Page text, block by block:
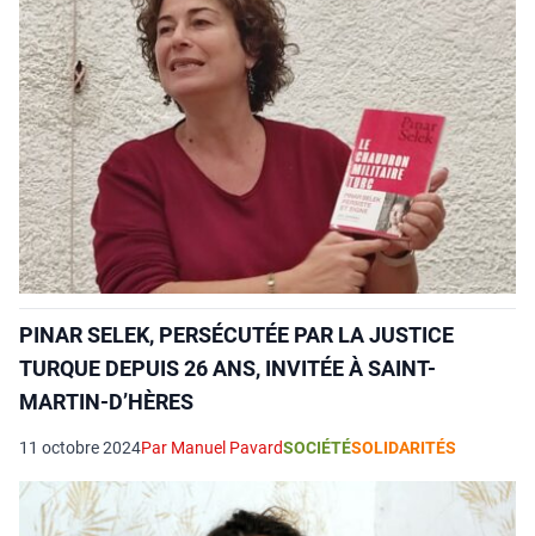
PINAR SELEK, PERSÉCUTÉE PAR LA JUSTICE
TURQUE DEPUIS 26 ANS, INVITÉE À SAINT-
MARTIN-D’HÈRES
11 octobre 2024Par Manuel PavardSOCIÉTÉSOLIDARITÉS